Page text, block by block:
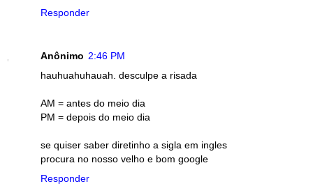
Responder
Anônimo 2:46 PM
hauhuahuhauah. desculpe a risada
AM = antes do meio dia
PM = depois do meio dia
se quiser saber diretinho a sigla em ingles
procura no nosso velho e bom google
Responder